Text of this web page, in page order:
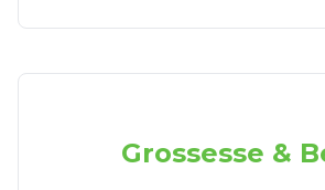
Grossesse &